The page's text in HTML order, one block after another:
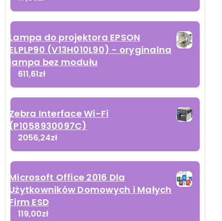
Lampa do projektora EPSON
ELPLP90 (V13H010L90) - oryginalna
lampa bez modułu
611,61zł
Zebra Interface Wi-Fi
(P1058930097C)
2056,24zł
Microsoft Office 2016 Dla
Użytkowników Domowych i Małych
Firm ESD
119,00zł